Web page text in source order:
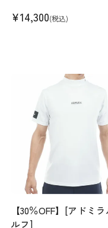
¥14,300 税込
【30％OFF】[アドミ
ルフ]